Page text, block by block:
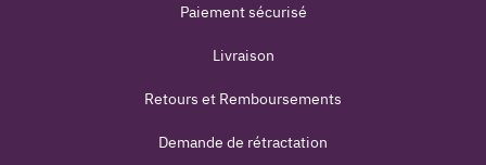
Paiement sécurisé
Livraison
Retours et Remboursements
Demande de rétractation